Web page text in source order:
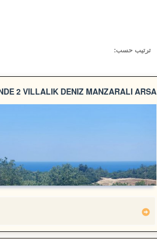
ترتيب حسب:
2 VİLLALIK DENİZ MANZARALI ARSA